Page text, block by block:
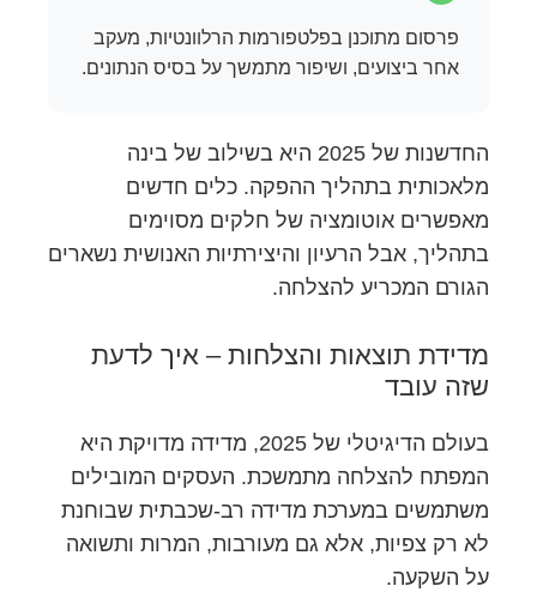
פרסום מתוכנן בפלטפורמות הרלוונטיות, מעקב
אחר ביצועים, ושיפור מתמשך על בסיס הנתונים.
החדשנות של 2025 היא בשילוב של בינה
מלאכותית בתהליך ההפקה. כלים חדשים
מאפשרים אוטומציה של חלקים מסוימים
בתהליך, אבל הרעיון והיצירתיות האנושית נשארים
הגורם המכריע להצלחה.
מדידת תוצאות והצלחות – איך לדעת
שזה עובד
בעולם הדיגיטלי של 2025, מדידה מדויקת היא
המפתח להצלחה מתמשכת. העסקים המובילים
משתמשים במערכת מדידה רב-שכבתית שבוחנת
לא רק צפיות, אלא גם מעורבות, המרות ותשואה
על השקעה.